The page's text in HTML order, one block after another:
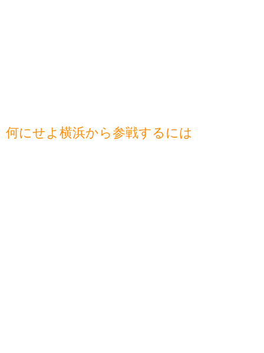
何にせよ横浜から参戦するには